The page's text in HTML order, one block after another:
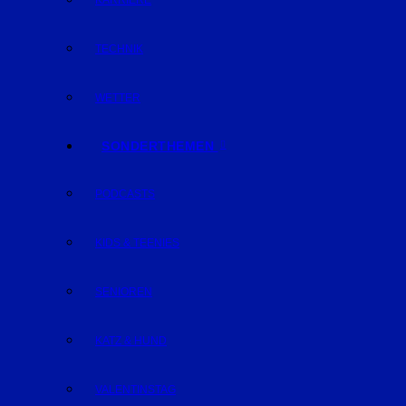
TECHNIK
WETTER
SONDERTHEMEN
PODCASTS
KIDS & TEENIES
SENIOREN
KATZ & HUND
VALENTINSTAG